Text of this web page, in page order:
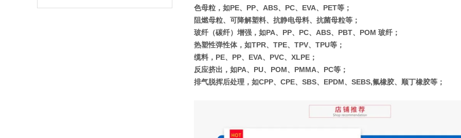
色母粒，如PE、PP、ABS、PC、EVA、PET等；
阻燃母粒、可降解塑料、抗静电母料、抗菌母粒等；
玻纤（碳纤）增强，如PA、PP、PC、ABS、PBT、POM 玻纤；
热塑性弹性体，如TPR、TPE、TPV、TPU等；
缆料，PE、PP、EVA、PVC、XLPE；
反应挤出，如PA、PU、POM、PMMA、PC等；
排气脱挥后处理，如CPP、CPE、SBS、EPDM、SEBS,氟橡胶、顺丁橡胶等；